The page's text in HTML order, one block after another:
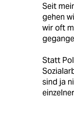
Seit
gehen
wir oft
Statt
sind ja